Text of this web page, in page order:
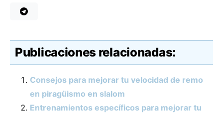
Publicaciones relacionadas:
Consejos para mejorar tu velocidad de remo
en piragüismo en slalom
Entrenamientos específicos para mejorar tu